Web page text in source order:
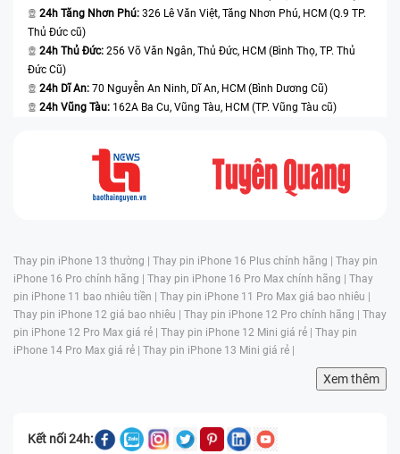
24h Tăng Nhơn Phú: 326 Lê Văn Việt, Tăng Nhơn Phú, HCM (Q.9 TP.
Thủ Đức cũ)
24h Thủ Đức: 256 Võ Văn Ngân, Thủ Đức, HCM (Bình Thọ, TP. Thủ
Đức Cũ)
24h Dĩ An: 70 Nguyễn An Ninh, Dĩ An, HCM (Bình Dương Cũ)
24h Vũng Tàu: 162A Ba Cu, Vũng Tàu, HCM (TP. Vũng Tàu cũ)
Thay pin iPhone 13 thường | Thay pin iPhone 16 Plus chính hãng | Thay pin
iPhone 16 Pro chính hãng | Thay pin iPhone 16 Pro Max chính hãng | Thay
pin iPhone 11 bao nhiêu tiền | Thay pin iPhone 11 Pro Max giá bao nhiêu |
Thay pin iPhone 12 giá bao nhiêu | Thay pin iPhone 12 Pro chính hãng | Thay
pin iPhone 12 Pro Max giá rẻ | Thay pin iPhone 12 Mini giá rẻ | Thay pin
iPhone 14 Pro Max giá rẻ | Thay pin iPhone 13 Mini giá rẻ |
Xem thêm
Kết nối 24h: